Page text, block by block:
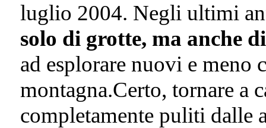
luglio 2004. Negli ultimi
solo di grotte, ma anche
ad esplorare nuovi e meno
montagna.Certo, tornare a
completamente puliti dalle